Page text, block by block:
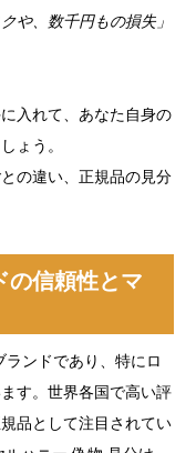
や、数千円もの損失」
入れて、あなた自身の
ょう。
の違い、正規品の見分
の信頼性とマ
ンドであり、特にロ
す。世界各国で高い評
品として注目されてい